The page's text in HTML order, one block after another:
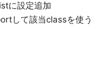
に設定追加
して該当classを使う